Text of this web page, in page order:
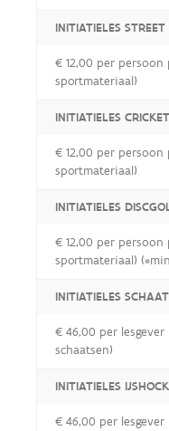
INITIATIELES
€ 12,00 per persoon
sportmateriaal)
INITIATIELES CRICKET
€ 12,00 per persoon
sportmateriaal)
INITIATIELES
€ 12,00 per persoon
sportmateriaal)
INITIATIELES
€ 46,00 per
schaatsen)
INITIATIELES
€ 46,00 per